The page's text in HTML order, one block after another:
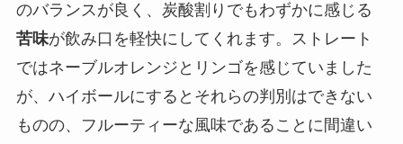
のバランスが良く、炭酸割りでもわずかに感じる
苦味が飲み口を軽快にしてくれます。ストレート
ではネーブルオレンジとリンゴを感じていました
が、ハイボールにするとそれらの判別はできない
ものの、フルーティーな風味であることに間違い